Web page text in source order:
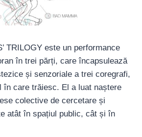
TRILOGY este un performance
în trei părți, care încapsulează
și senzoriale a trei coregrafi,
în care trăiesc. El a luat naștere
colective de cercetare și
atât în spațiul public, cât și în